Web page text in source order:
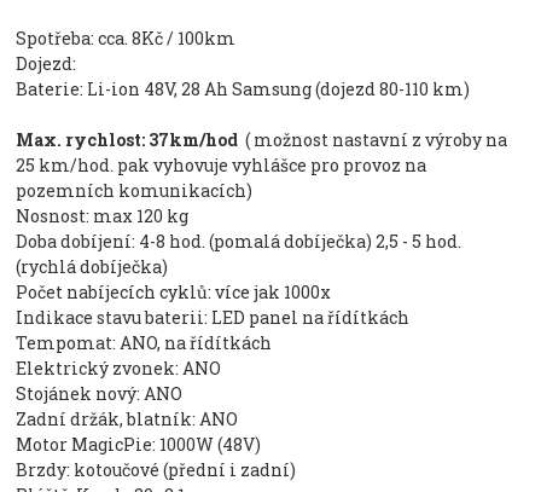
Spotřeba: cca. 8Kč / 100km
Dojezd:
Baterie: Li-ion 48V, 28 Ah Samsung (dojezd 80-110 km)
Max. rychlost: 37km/hod ( možnost nastavní z výroby na
25 km/hod. pak vyhovuje vyhlášce pro provoz na
pozemních komunikacích)
Nosnost: max 120 kg
Doba dobíjení: 4-8 hod. (pomalá dobíječka) 2,5 - 5 hod.
(rychlá dobíječka)
Počet nabíjecích cyklů: více jak 1000x
Indikace stavu baterii: LED panel na řídítkách
Tempomat: ANO, na řídítkách
Elektrický zvonek: ANO
Stojánek nový: ANO
Zadní držák, blatník: ANO
Motor MagicPie: 1000W (48V)
Brzdy: kotoučové (přední i zadní)